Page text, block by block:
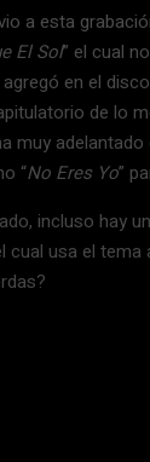
a esta
El Sol” el cual
en el disco
de lo
muy adelantado
“No Eres Yo”
incluso hay
cual usa el tema